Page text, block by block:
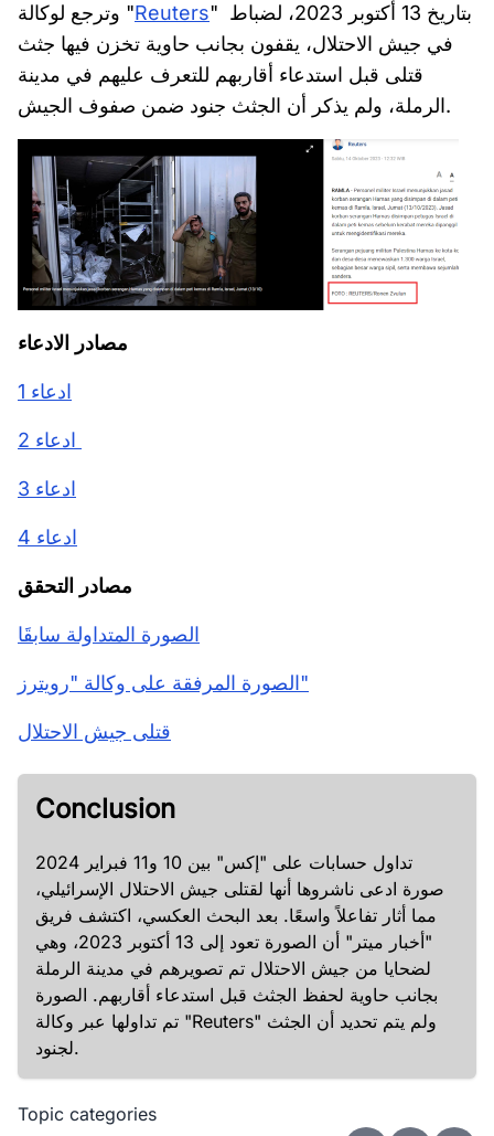
وترجع لوكالة "Reuters" بتاريخ 13 أكتوبر 2023، لضباط
في جيش الاحتلال، يقفون بجانب حاوية تخزن فيها جثث
قتلى قبل استدعاء أقاربهم للتعرف عليهم في مدينة
الرملة، ولم يذكر أن الجثث جنود ضمن صفوف الجيش.
مصادر الادعاء
ادعاء 1
ادعاء 3
ادعاء 4
مصادر التحقق
الصورة المتداولة سابقَا
الصورة المرفقة على وكالة "رويترز"
قتلى جيش الاحتلال
Conclusion
تداول حسابات على "إكس" بين 10 و11 فبراير 2024
صورة ادعى ناشروها أنها لقتلى جيش الاحتلال الإسرائيلي،
مما أثار تفاعلاً واسعًا. بعد البحث العكسي، اكتشف فريق
"أخبار ميتر" أن الصورة تعود إلى 13 أكتوبر 2023، وهي
لضحايا من جيش الاحتلال تم تصويرهم في مدينة الرملة
بجانب حاوية لحفظ الجثث قبل استدعاء أقاربهم. الصورة
تم تداولها عبر وكالة "Reuters" ولم يتم تحديد أن الجثث
لجنود.
Topic categories